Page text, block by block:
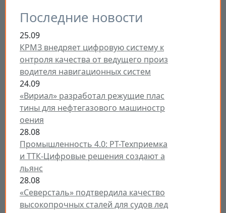
Последние новости
25.09
КРМЗ внедряет цифровую систему к
онтроля качества от ведущего произ
водителя навигационных систем
24.09
«Вириал» разработал режущие плас
тины для нефтегазового машиностр
оения
28.08
Промышленность 4.0: РТ-Техприемка
и ТТК-Цифровые решения создают а
льянс
28.08
«Северсталь» подтвердила качество
высокопрочных сталей для судов лед